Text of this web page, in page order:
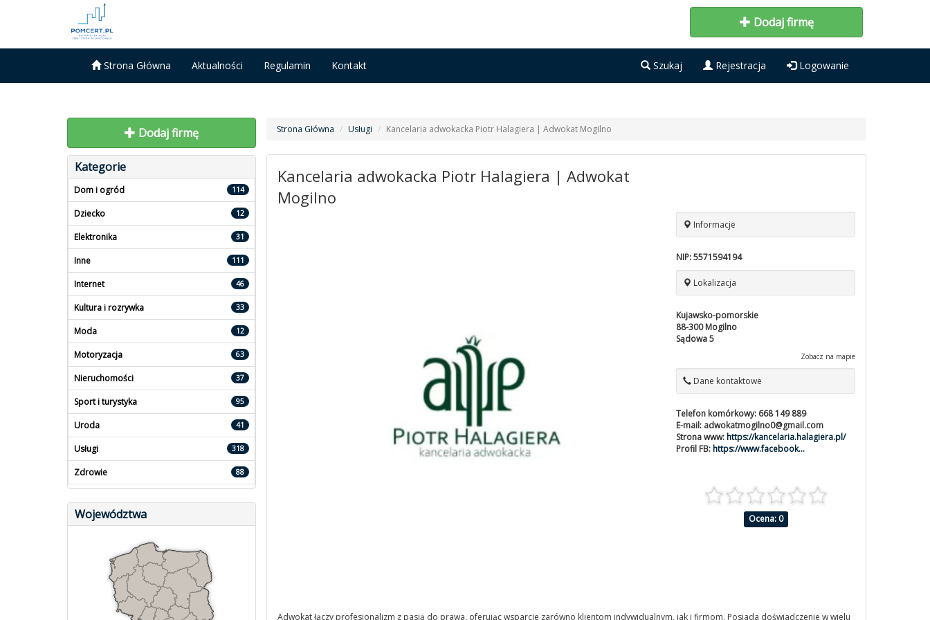
Dodaj firmę
Strona Główna Aktualności Regulamin Kontakt Szukaj Rejestracja Logowanie
Dodaj firmę
Kategorie
114
Dom i ogród
12
Dziecko
31
Elektronika
111
Inne
46
Internet
33
Kultura i rozrywka
12
Moda
63
Motoryzacja
37
Nieruchomości
95
Sport i turystyka
41
Uroda
318
Usługi
88
Zdrowie
Województwa
Strona Główna Usługi Kancelaria adwokacka Piotr Halagiera | Adwokat Mogilno
Kancelaria adwokacka Piotr Halagiera | Adwokat
Mogilno
Informacje
NIP:5571594194
Lokalizacja
Kujawsko-pomorskie
88-300 Mogilno
Sądowa 5
Zobacz na mapie
Dane kontaktowe
Telefon komórkowy: 668 149 889
E-mail: adwokatmogilno0@gmail.com
Strona www: https://kancelaria.halagiera.pl/
Profil FB: https://www.facebook...
Ocena: 0
Adwokat łączy profesjonalizm z pasją do prawa, oferując wsparcie zarówno klientom indywidualnym, jak i firmom. Posiada doświadczenie w wielu